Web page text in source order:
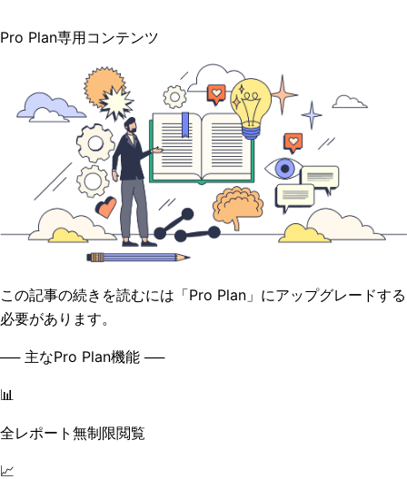
Pro Plan専用コンテンツ
この記事の続きを読むには「Pro Plan」にアップグレードする
必要があります。
── 主なPro Plan機能 ──
📊
全レポート無制限閲覧
📈